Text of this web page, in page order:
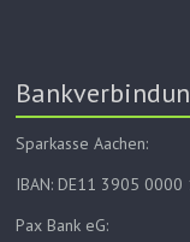
Sparkasse Aachen:
IBAN: DE11 3905 0000
Pax Bank eG: